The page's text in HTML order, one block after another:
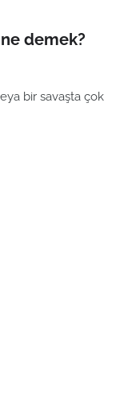
demek?
bir savaşta çok